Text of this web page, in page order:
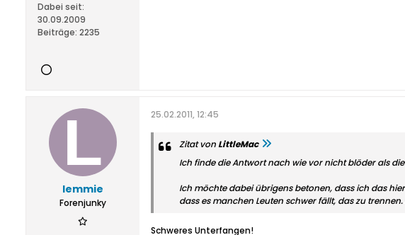
Dabei seit:
30.09.2009
Beiträge: 2235
lemmie
Forenjunky
25.02.2011, 12:45
Zitat vonLittleMac
Ich finde die Antwort nach wie vor nicht blöder als
Ich möchte dabei übrigens betonen, dass ich das
dass es manchen Leuten schwer fällt, das zu
Schweres Unterfangen!